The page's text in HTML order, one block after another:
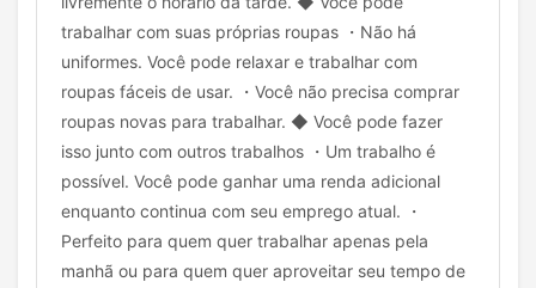
trabalhar com suas próprias roupas ・Não há
uniformes. Você pode relaxar e trabalhar com
roupas fáceis de usar. ・Você não precisa comprar
roupas novas para trabalhar. ◆ Você pode fazer
isso junto com outros trabalhos ・Um trabalho é
possível. Você pode ganhar uma renda adicional
enquanto continua com seu emprego atual. ・
Perfeito para quem quer trabalhar apenas pela
manhã ou para quem quer aproveitar seu tempo de